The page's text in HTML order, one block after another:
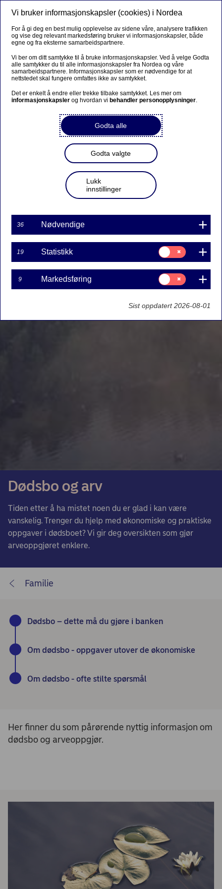
Dødsbo og arv
Tiden etter å ha mistet noen du er glad i kan være
vanskelig. Trenger du hjelp med økonomiske og praktiske
oppgaver i dødsboet? Vi gir deg oversikten som gjør
arveoppgjøret enklere.
Familie
Dødsbo – dette må du gjøre i banken
Om dødsbo - oppgaver utover de økonomiske
Om dødsbo - ofte stilte spørsmål
Her finner du som pårørende nyttig informasjon om
dødsbo og arveoppgjør.
Vi bruker informasjonskapsler (cookies) i Nordea
For å gi deg en best mulig opplevelse av sidene våre, analysere trafikken
og vise deg relevant markedsføring bruker vi informasjonskapsler, både
egne og fra eksterne samarbeidspartnere.
Vi ber om ditt samtykke til å bruke informasjonskapsler. Ved å velge Godta
alle samtykker du til alle informasjonskapsler fra Nordea og våre
samarbeidspartnere. Informasjonskapsler som er nødvendige for at
nettstedet skal fungere omfattes ikke av samtykket.
Det er enkelt å endre eller trekke tilbake samtykket. Les mer om
informasjonskapsler og hvordan vi behandler personopplysninger.
Godta alle
Godta valgte
Lukk
innstillinger
36 Nødvendige
19 Statistikk
Samtykke
til:
Statistikk
9 Markedsføring
Samtykke
til:
Markedsføring
Sist oppdatert 2026-08-01